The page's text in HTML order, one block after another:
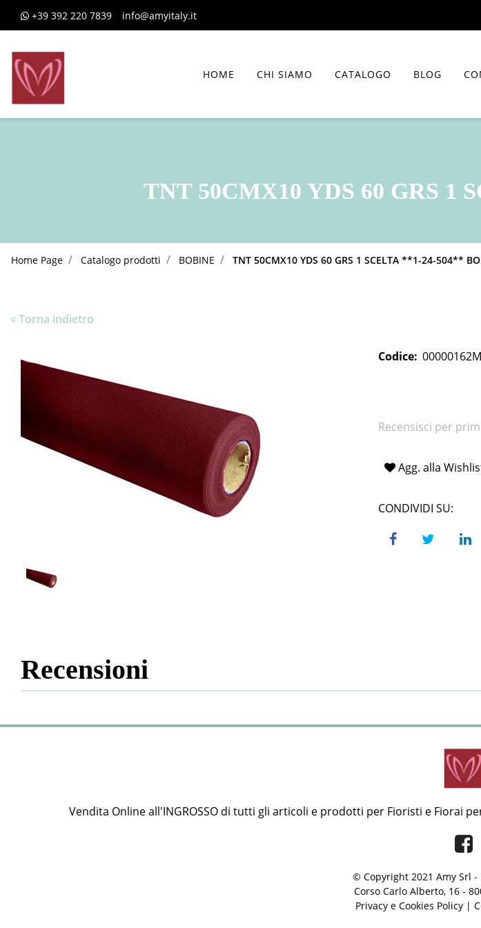
+39 392 220 7839 info@amyitaly.it
HOME CHI SIAMO CATALOGO BLOG
TNT 50CMX10 YDS 60 GRS 1
Home Page Catalogo prodotti BOBINE TNT 50CMX10 YDS 60 GRS 1 SCELTA **1-24-504**
Torna indietro
Codice:
Recensisci per
Agg. alla
CONDIVIDI SU:
Recensioni
Vendita Online all'INGROSSO di tutti gli articoli e prodotti per Fioristi e Fiorai
© Copyright 2021 Amy Srl -
Corso Carlo Alberto, 16 -
Privacy e Cookies Policy|